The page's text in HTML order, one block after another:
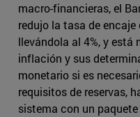
macro-financieras, el
redujo la tasa de
llevándola al 4%, y
inflación y sus
monetario si es
requisitos de reservas,
sistema con un